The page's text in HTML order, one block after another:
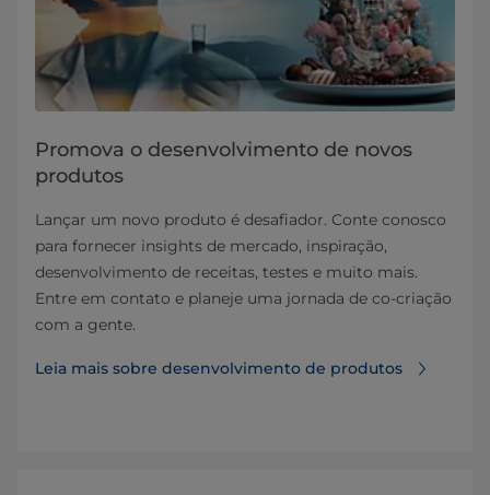
Promova o desenvolvimento de novos
produtos
Lançar um novo produto é desafiador. Conte conosco
para fornecer insights de mercado, inspiração,
desenvolvimento de receitas, testes e muito mais.
Entre em contato e planeje uma jornada de co-criação
com a gente.
Leia mais sobre desenvolvimento de produtos